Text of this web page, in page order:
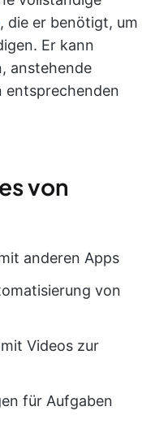
, die er benötigt, um
Er kann
anstehende
entsprechenden
von
anderen Apps
von
Videos zur
für Aufgaben